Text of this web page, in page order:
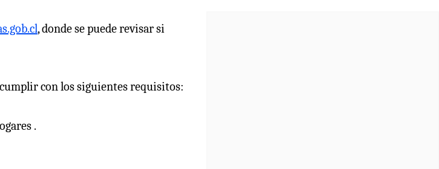
, donde se puede revisar si
con los siguientes requisitos:
.